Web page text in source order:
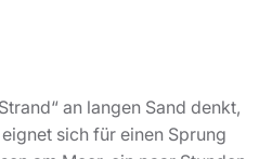
eine schmale Straße.
In der Hochsaison lohnt der